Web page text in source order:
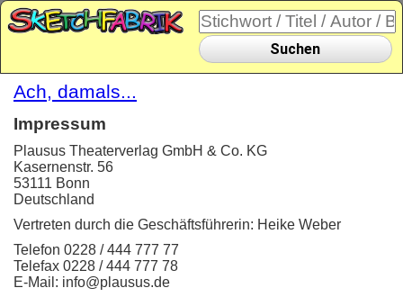
Suchen
Ach, damals...
Impressum
Plausus Theaterverlag GmbH & Co. KG
Kasernenstr. 56
53111 Bonn
Deutschland
Vertreten durch die Geschäftsführerin: Heike Weber
Telefon 0228 / 444 777 77
Telefax 0228 / 444 777 78
E-Mail: info@plausus.de